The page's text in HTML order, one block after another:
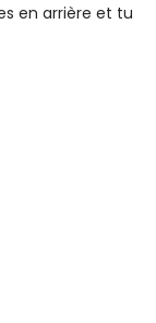
en arrière et tu